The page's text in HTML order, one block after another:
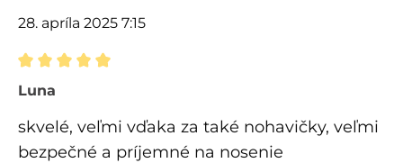
28. apríla 2025 7:15
Recenzia s hodnotením 5 z 5 hviezdičiek
Luna
skvelé, veľmi vďaka za také nohavičky, veľmi
bezpečné a príjemné na nosenie